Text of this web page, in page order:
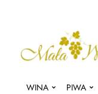
WINA PIWA